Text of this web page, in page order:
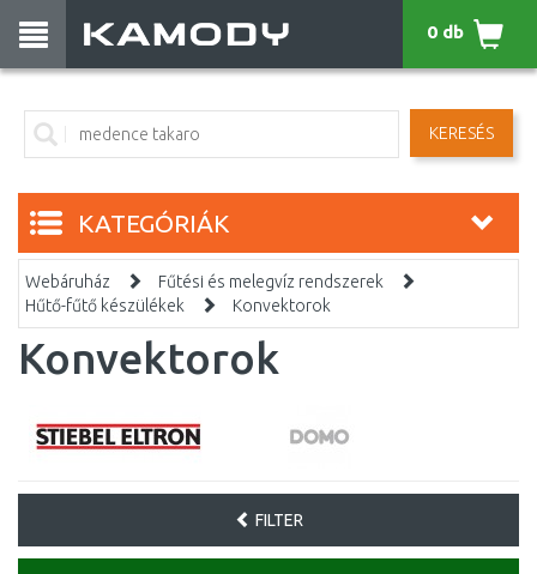
KERESÉS
0 db
KATEGÓRIÁK
Webáruház
Fűtési és melegvíz rendszerek
Hűtő-fűtő készülékek
Konvektorok
Konvektorok
FILTER